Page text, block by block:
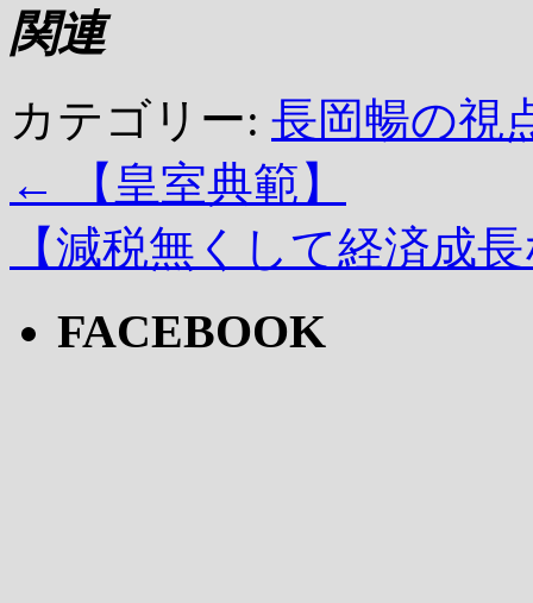
関連
カテゴリー: 長岡暢の視
←
【皇室典範】
【減税無くして経済成
FACEBOOK